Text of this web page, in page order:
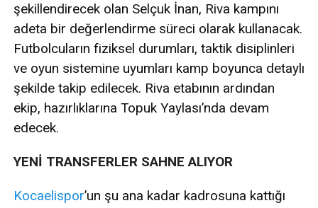
şekillendirecek olan Selçuk İnan, Riva kampını
adeta bir değerlendirme süreci olarak kullanacak.
Futbolcuların fiziksel durumları, taktik disiplinleri
ve oyun sistemine uyumları kamp boyunca detaylı
şekilde takip edilecek. Riva etabının ardından
ekip, hazırlıklarına Topuk Yaylası’nda devam
edecek.
YENİ TRANSFERLER SAHNE ALIYOR
Kocaelispor’un şu ana kadar kadrosuna kattığı